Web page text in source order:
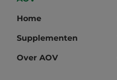
Home
Supplementen
Over AOV